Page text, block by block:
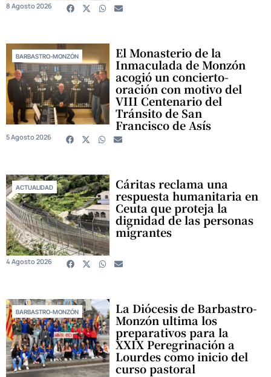
8 Agosto 2026
BARBASTRO-MONZÓN El Monasterio de la
Inmaculada de Monzón
acogió un concierto-
oración con motivo del
VIII Centenario del
Tránsito de San
Francisco de Asís
5 Agosto 2026
ACTUALIDAD Cáritas reclama una
respuesta humanitaria en
Ceuta que proteja la
dignidad de las personas
migrantes
4 Agosto 2026
BARBASTRO-MONZÓN La Diócesis de Barbastro-
Monzón ultima los
preparativos para la
XXIX Peregrinación a
Lourdes como inicio del
curso pastoral